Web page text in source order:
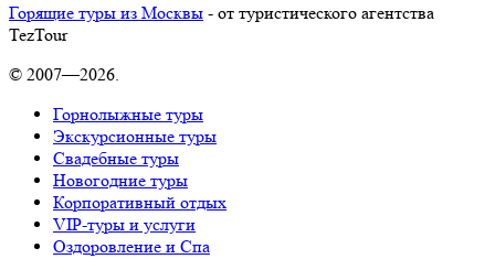
Горящие туры из Москвы - от туристического агентства
TezTour
© 2007—2026.
Горнолыжные туры
Экскурсионные туры
Свадебные туры
Новогодние туры
Корпоративный отдых
VIP-туры и услуги
Оздоровление и Спа